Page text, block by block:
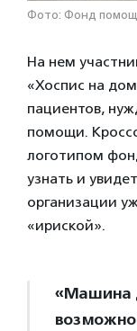
Фото: Фонд
На нем
«Хоспис на
пациентов,
помощи.
логотипом
узнать и
организации
«ириской».
«Машина